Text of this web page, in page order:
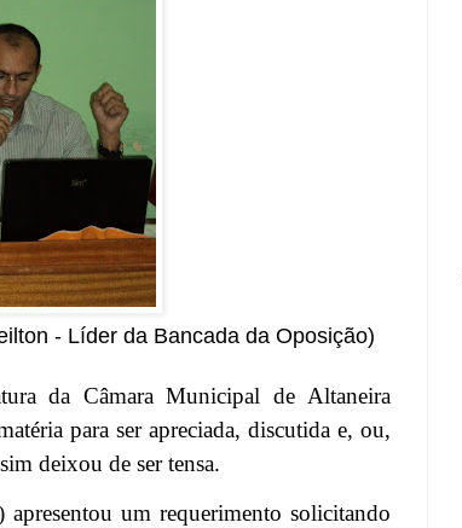
- Líder da Bancada da Oposição)
da Câmara Municipal de Altaneira
para ser apreciada, discutida e, ou,
deixou de ser tensa.
um requerimento solicitando